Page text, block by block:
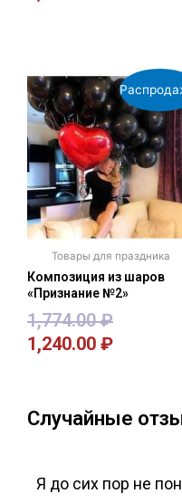
Товары для праздника
Композиция из шаров
«Признание №2»
1,774.00₽
1,240.00 ₽
Случайные
Я до сих пор не